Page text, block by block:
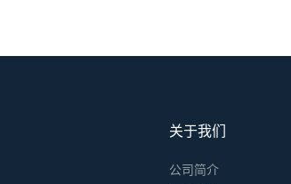
关于我们
公司简介